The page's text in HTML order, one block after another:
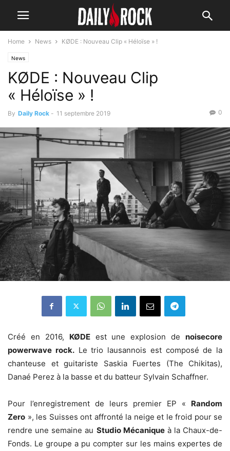
Home News KØDE : Nouveau Clip « Héloïse » !
News
KØDE : Nouveau Clip
« Héloïse » !
By Daily Rock - 11 septembre 2019 0
Créé en 2016, KØDEest une explosion de noisecore
powerwave rock.Le trio lausannois est composé de la
chanteuse et guitariste Saskia Fuertes (The Chikitas),
Danaé Perez à la basse et du batteur Sylvain Schaffner.
Pour l’enregistrement de leurs premier EP « Random
Zero », les Suisses ont affronté la neige et le froid pour se
rendre une semaine au Studio Mécaniqueà la Chaux-de-
Fonds. Le groupe a pu compter sur les mains expertes de